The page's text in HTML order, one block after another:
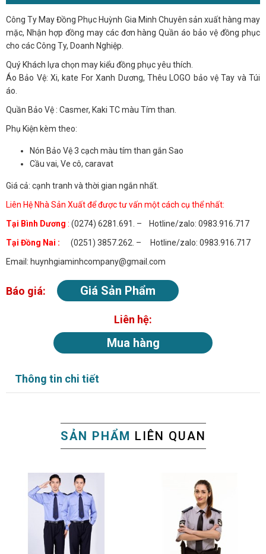
Công Ty May Đồng Phục Huỳnh Gia Minh Chuyên sản xuất hàng may
mặc, Nhận hợp đồng may các đơn hàng Quần áo bảo vệ đồng phục
cho các Công Ty, Doanh Nghiệp.
Quý Khách lựa chọn may kiểu đồng phục yêu thích.
Áo Bảo Vệ: Xi, kate For Xanh Dương, Thêu LOGO bảo vệ Tay và Túi
áo.
Quần Bảo Vệ : Casmer, Kaki TC màu Tím than.
Phụ Kiện kèm theo:
Nón Bảo Vệ 3 cạch màu tím than gắn Sao
Cầu vai, Ve cô, caravat
Giá cả: cạnh tranh và thời gian ngắn nhất.
Liên Hệ Nhà Sản Xuất để được tư vấn một cách cụ thể nhất:
Tại Bình Dương : (0274) 6281.691. – Hotline/zalo: 0983.916.717
Tại Đồng Nai :
(0251) 3857.262. – Hotline/zalo: 0983.916.717
Email: huynhgiaminhcompany@gmail.com
Báo giá: Giá Sản Phẩm
Liên hệ:
Mua hàng
Thông tin chi tiết
SẢN PHẨM LIÊN QUAN